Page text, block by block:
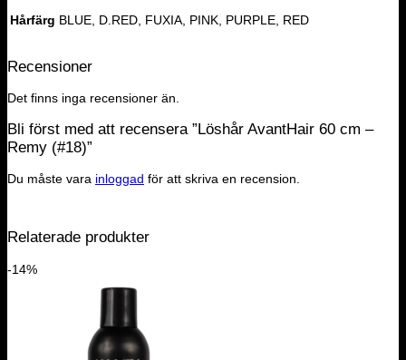
Hårfärg BLUE, D.RED, FUXIA, PINK, PURPLE, RED
Recensioner
Det finns inga recensioner än.
Bli först med att recensera ”Löshår AvantHair 60 cm –
Remy (#18)”
Du måste vara inloggad för att skriva en recension.
Relaterade produkter
-14%